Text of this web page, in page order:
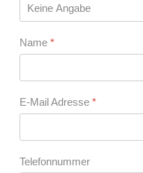
Name *
E-Mail Adresse *
Telefonnummer